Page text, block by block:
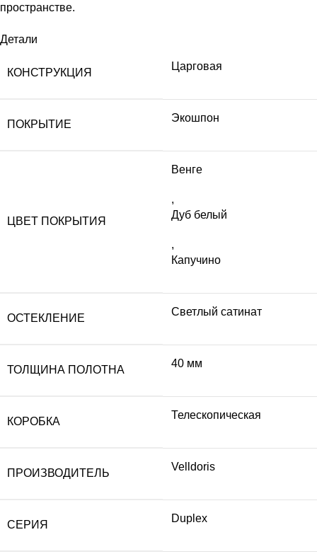
пространстве.
Детали
КОНСТРУКЦИЯ
Царговая
ПОКРЫТИЕ
Экошпон
ЦВЕТ ПОКРЫТИЯ
Венге
,
Дуб белый
,
Капучино
ОСТЕКЛЕНИЕ
Светлый сатинат
ТОЛЩИНА ПОЛОТНА
40 мм
КОРОБКА
Телескопическая
ПРОИЗВОДИТЕЛЬ
Velldoris
СЕРИЯ
Duplex